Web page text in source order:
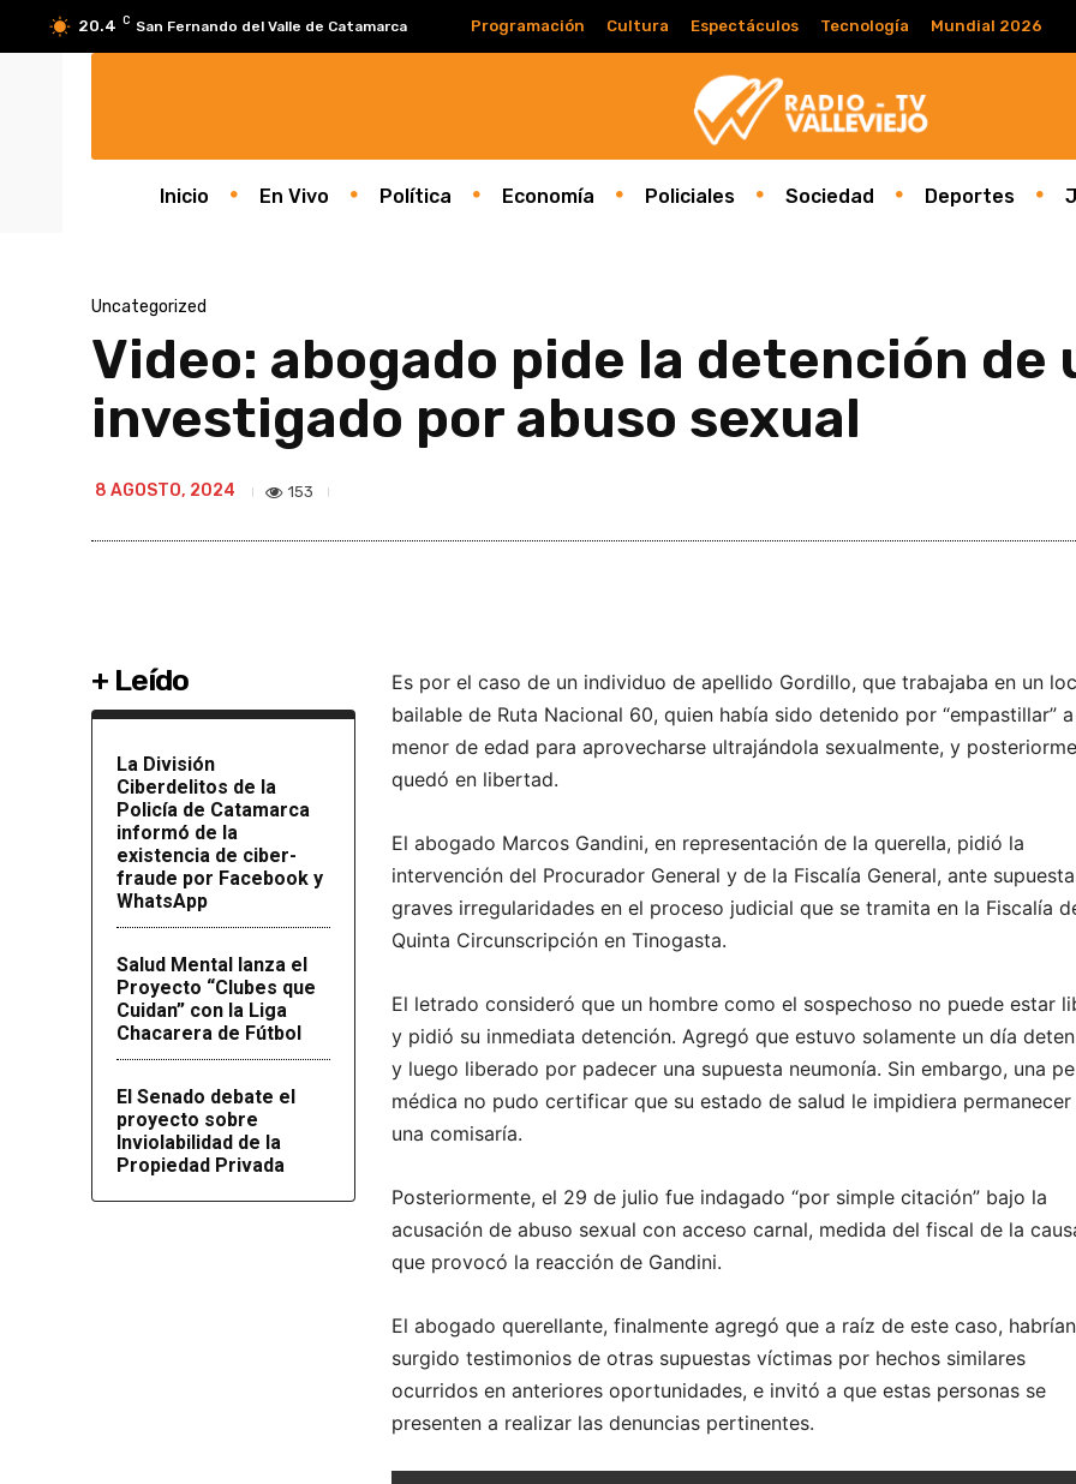
20.4 C San Fernando del Valle de Catamarca Programación Cultura Espectáculos Tecnología Mundial 2026
Inicio En Vivo Política Economía Policiales Sociedad Deportes
Uncategorized
Video: abogado pide la detención de
investigado por abuso sexual
8 AGOSTO, 2024 153
+ Leído
La División
Ciberdelitos de la
Policía de Catamarca
informó de la
existencia de ciber-
fraude por Facebook y
WhatsApp
Salud Mental lanza el
Proyecto “Clubes que
Cuidan” con la Liga
Chacarera de Fútbol
El Senado debate el
proyecto sobre
Inviolabilidad de la
Propiedad Privada
Es por el caso de un individuo de apellido Gordillo, que trabajaba en un
bailable de Ruta Nacional 60, quien había sido detenido por “empastillar”
menor de edad para aprovecharse ultrajándola sexualmente, y
quedó en libertad.
El abogado Marcos Gandini, en representación de la querella, pidió la
intervención del Procurador General y de la Fiscalía General, ante
graves irregularidades en el proceso judicial que se tramita en la Fiscalía
Quinta Circunscripción en Tinogasta.
El letrado consideró que un hombre como el sospechoso no puede estar
y pidió su inmediata detención. Agregó que estuvo solamente un día
y luego liberado por padecer una supuesta neumonía. Sin embargo, una
médica no pudo certificar que su estado de salud le impidiera permanecer
una comisaría.
Posteriormente, el 29 de julio fue indagado “por simple citación” bajo la
acusación de abuso sexual con acceso carnal, medida del fiscal de la
que provocó la reacción de Gandini.
El abogado querellante, finalmente agregó que a raíz de este caso, habrían
surgido testimonios de otras supuestas víctimas por hechos similares
ocurridos en anteriores oportunidades, e invitó a que estas personas se
presenten a realizar las denuncias pertinentes.